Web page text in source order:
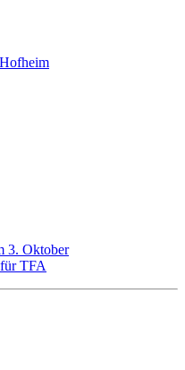
3. Oktober
TFA